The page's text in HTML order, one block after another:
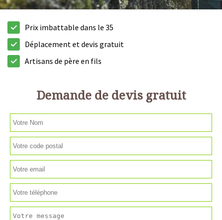
Prix imbattable dans le 35
Déplacement et devis gratuit
Artisans de père en fils
Demande de devis gratuit